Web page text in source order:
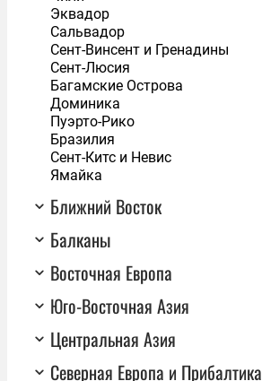
Эквадор
Сальвадор
Сент-Винсент и Гренадины
Сент-Люсия
Багамские Острова
Доминика
Пуэрто-Рико
Бразилия
Сент-Китс и Невис
Ямайка
Ближний Восток
Балканы
Восточная Европа
Юго-Восточная Азия
Центральная Азия
Северная Европа и Прибалтика